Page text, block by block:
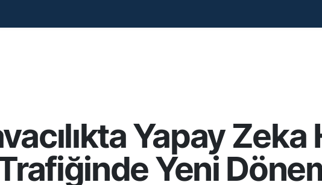
Yapay Zeka
Yeni